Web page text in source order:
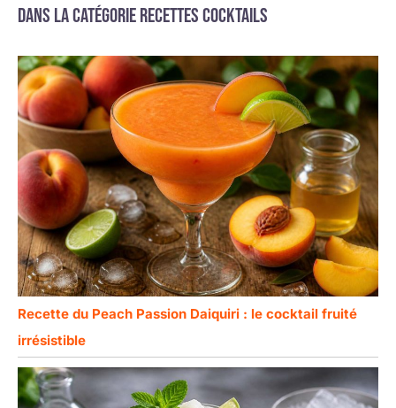
Dans la catégorie Recettes cocktails
Recette du Peach Passion Daiquiri : le cocktail fruité
irrésistible